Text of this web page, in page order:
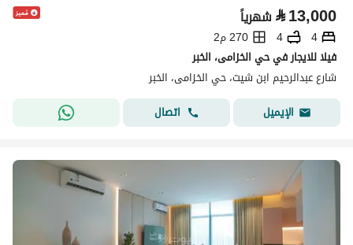
⃁13,000 شهرياً
4
4
270 م2
فيلا للايجار في حي الخزامى، الخبر
شارع عبدالرحيم ابن شيت، حي الخزامى، الخبر
الإيميل
اتصال